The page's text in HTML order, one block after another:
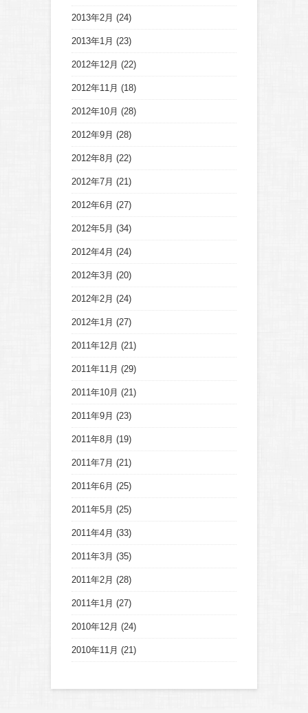
2013年2月 (24)
2013年1月 (23)
2012年12月 (22)
2012年11月 (18)
2012年10月 (28)
2012年9月 (28)
2012年8月 (22)
2012年7月 (21)
2012年6月 (27)
2012年5月 (34)
2012年4月 (24)
2012年3月 (20)
2012年2月 (24)
2012年1月 (27)
2011年12月 (21)
2011年11月 (29)
2011年10月 (21)
2011年9月 (23)
2011年8月 (19)
2011年7月 (21)
2011年6月 (25)
2011年5月 (25)
2011年4月 (33)
2011年3月 (35)
2011年2月 (28)
2011年1月 (27)
2010年12月 (24)
2010年11月 (21)